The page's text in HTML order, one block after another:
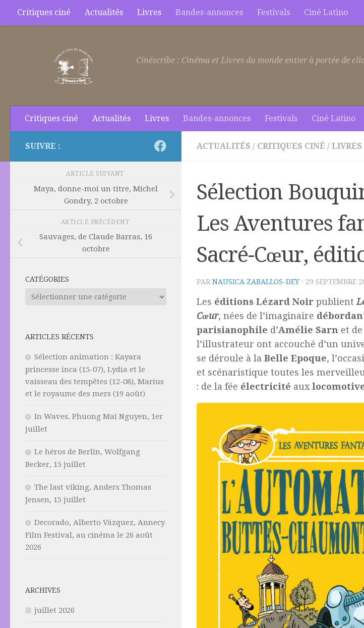
Skip to content
Critiques ciné Actualités Livres Bandes-annonces Festivals Ciné Latino
Cinéscribe : Cinéma et Livres du monde entier à portée de
Critiques ciné Actualités Livres Bandes-annonces Festivals Ciné Latino
ACTUALITÉS / CRITIQUES CINÉ / LIVRES
Sélection
Les Aventures
Sacré-Cœur,
PAR NAUSICA ZABALLOS-DEY · 29 SEPTEMBRE
Les éditions Lézard Noir publient
Cœur, nées de l’imaginaire
parisianophile d’Amélie Sarn et de
l’illustrateur ont accouché d’un
se déroule à la Belle Epoque,
et scénaristique toutes les
: de la fée électricité aux
SUIVRE :
ARTICLE SUIVANT
Maya, donne-moi un titre, Michel
Gondry, 2 octobre
ARTICLE PRÉCÉDENT
Sauvages, de Claude Barras, 16
octobre
CATÉGORIES
Catégories
ARTICLES RÉCENTS
Sélection animation : Kayara
princesse inca (15-07), Lydia et le
vaisseau des tempêtes (12-08), Marius
et le royaume des mers (19 août)
In Waves, Phuong Mai Nguyen, 1er
juillet
Le héros de Berlin, Wolfgang
Becker, 15 juillet
The last viking, Anders Thomas
Jensen, 15 juillet
Decorado, Alberto Vázquez, Annecy
Film Festival, au cinéma le 26 août
2026
ARCHIVES
juillet 2026